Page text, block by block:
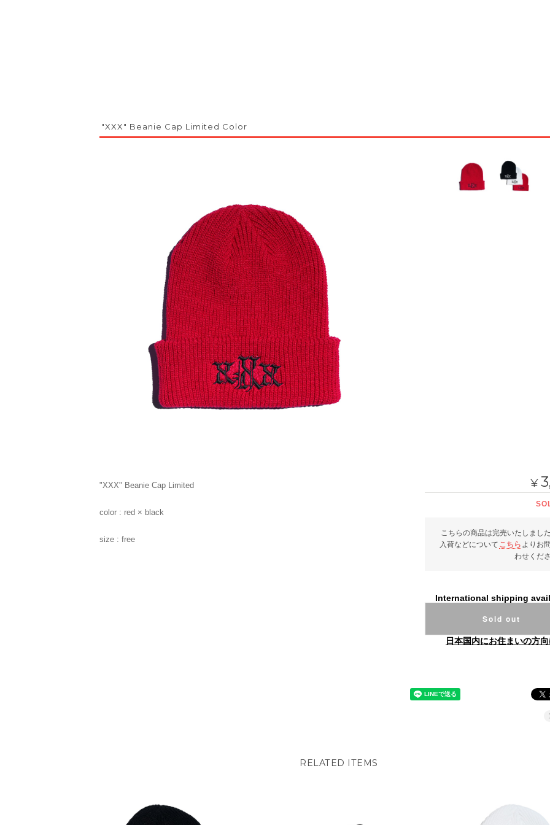
"XXX" Beanie Cap Limited Color
"XXX" Beanie Cap Limited
color : red × black
size : free
¥
こちらの商品は完売いたしまし
入荷などについて こちら よりお
わせくださ
International shipping
Sold out
日本国内にお住まいの方
RELATED ITEMS